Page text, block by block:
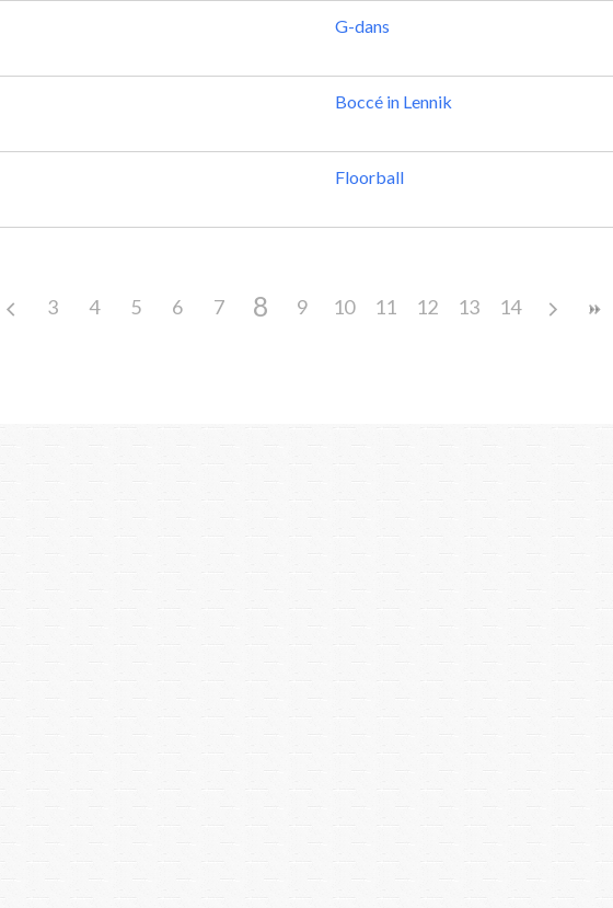
G-dans
Boccé in Lennik
Floorball
3 4 5 6 7 8 9 10 11 12 13 14